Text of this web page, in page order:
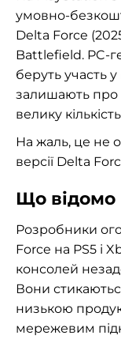
умовно-
Delta Force
Battlefield. PC-
беруть участь
залишають про
велику
На жаль, це не
версії Delta
Що відомо
Розробники
Force на PS5 і
консолей
Вони
низькою
мережевим